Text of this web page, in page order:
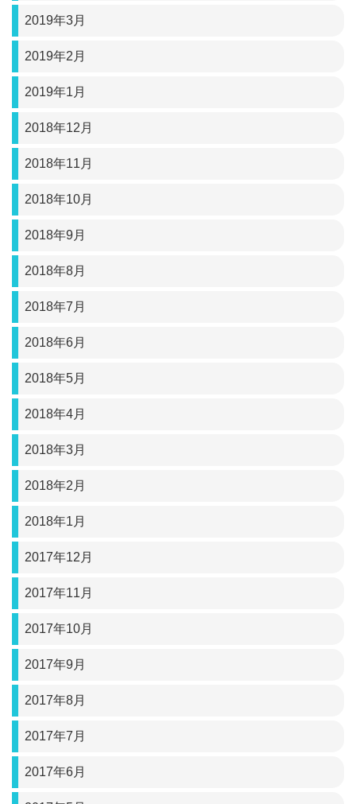
2019年3月
2019年2月
2019年1月
2018年12月
2018年11月
2018年10月
2018年9月
2018年8月
2018年7月
2018年6月
2018年5月
2018年4月
2018年3月
2018年2月
2018年1月
2017年12月
2017年11月
2017年10月
2017年9月
2017年8月
2017年7月
2017年6月